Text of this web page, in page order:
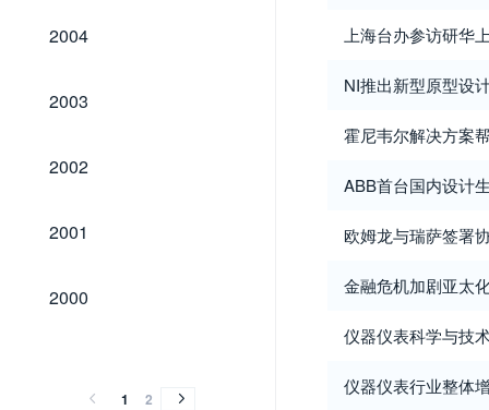
2004
2004
2003
2003
2002
2002
2001
2001
2000
2000
1 2
上海台办参访研华
NI推出新型原型设
霍尼韦尔解决方案
ABB首台国内设计
欧姆龙与瑞萨签署
金融危机加剧亚太
仪器仪表科学与技
仪器仪表行业整体